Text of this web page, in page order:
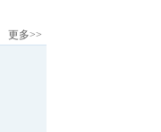
更多>>